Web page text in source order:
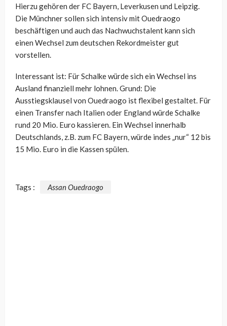
Hierzu gehören der FC Bayern, Leverkusen und Leipzig.
Die Münchner sollen sich intensiv mit Ouedraogo
beschäftigen und auch das Nachwuchstalent kann sich
einen Wechsel zum deutschen Rekordmeister gut
vorstellen.
Interessant ist: Für Schalke würde sich ein Wechsel ins
Ausland finanziell mehr lohnen. Grund: Die
Ausstiegsklausel von Ouedraogo ist flexibel gestaltet. Für
einen Transfer nach Italien oder England würde Schalke
rund 20 Mio. Euro kassieren. Ein Wechsel innerhalb
Deutschlands, z.B. zum FC Bayern, würde indes „nur“ 12 bis
15 Mio. Euro in die Kassen spülen.
Tags : Assan Ouedraogo